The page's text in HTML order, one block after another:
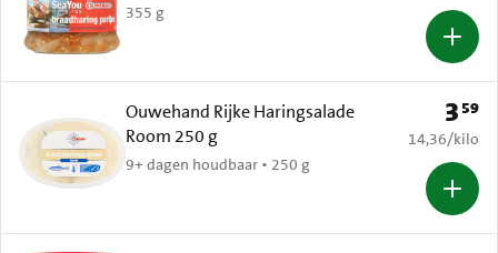
355 g
Ouwehand Rijke Haringsalade
Room 250 g
9+ dagen houdbaar • 250 g
Prijs:
3 59
€ 14,36 per
14,36/kilo